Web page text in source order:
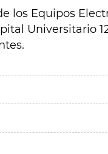
los Equipos
Universitario